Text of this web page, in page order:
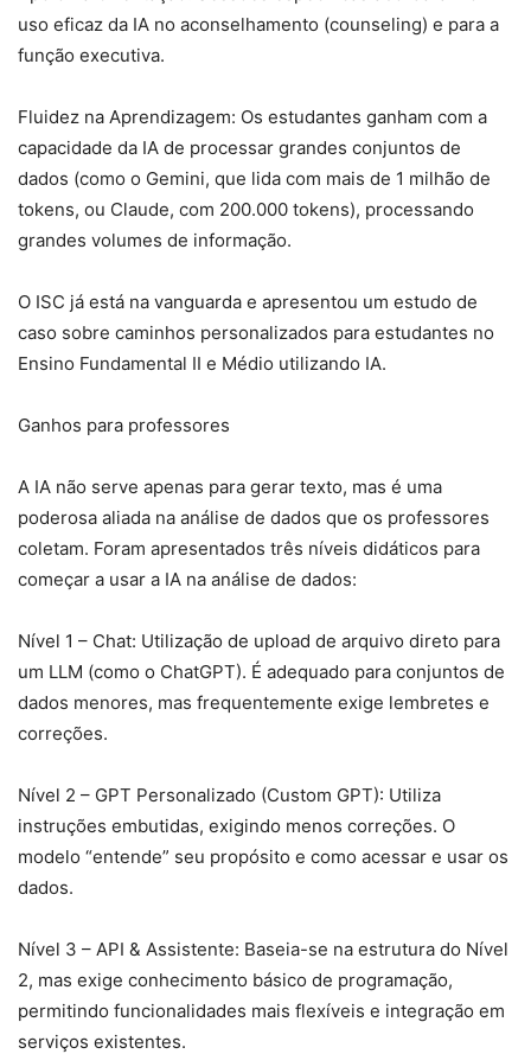
uso eficaz da IA no aconselhamento (counseling) e para a
função executiva.
Fluidez na Aprendizagem: Os estudantes ganham com a
capacidade da IA de processar grandes conjuntos de
dados (como o Gemini, que lida com mais de 1 milhão de
tokens, ou Claude, com 200.000 tokens), processando
grandes volumes de informação.
O ISC já está na vanguarda e apresentou um estudo de
caso sobre caminhos personalizados para estudantes no
Ensino Fundamental II e Médio utilizando IA.
Ganhos para professores
A IA não serve apenas para gerar texto, mas é uma
poderosa aliada na análise de dados que os professores
coletam. Foram apresentados três níveis didáticos para
começar a usar a IA na análise de dados:
Nível 1 – Chat: Utilização de upload de arquivo direto para
um LLM (como o ChatGPT). É adequado para conjuntos de
dados menores, mas frequentemente exige lembretes e
correções.
Nível 2 – GPT Personalizado (Custom GPT): Utiliza
instruções embutidas, exigindo menos correções. O
modelo “entende” seu propósito e como acessar e usar os
dados.
Nível 3 – API & Assistente: Baseia-se na estrutura do Nível
2, mas exige conhecimento básico de programação,
permitindo funcionalidades mais flexíveis e integração em
serviços existentes.